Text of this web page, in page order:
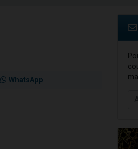
WhatsApp